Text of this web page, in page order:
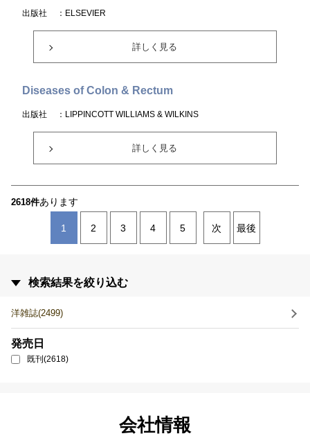
出版社 ：ELSEVIER
詳しく見る
Diseases of Colon & Rectum
出版社 ：LIPPINCOTT WILLIAMS & WILKINS
詳しく見る
2618件あります
1 2 3 4 5 次 最後
検索結果を絞り込む
洋雑誌(2499)
発売日
既刊(2618)
会社情報